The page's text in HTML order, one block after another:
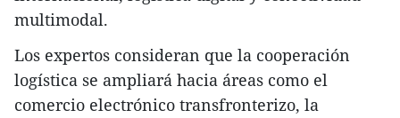
multimodal.
Los expertos consideran que la cooperación
logística se ampliará hacia áreas como el
comercio electrónico transfronterizo, la